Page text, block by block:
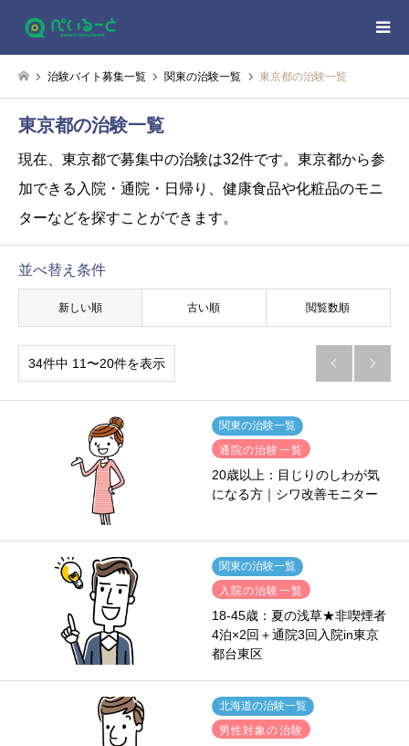
治験バイト募集一覧 関東の治験一覧 東京都の治験一覧
東京都の治験一覧
現在、東京都で募集中の治験は32件です。 東京都から参
加できる入院・通院・日帰り、健康食品や化粧品のモニ
ターなどを探すことができます。
並べ替え条件
新しい順 古い順 閲覧数順
34件中 11〜20件を表示  
関東の治験一覧
通院の治験一覧
20歳以上：目じりのしわが気
になる方｜シワ改善モニター
関東の治験一覧
入院の治験一覧
18-45歳：夏の浅草★非喫煙者
4泊×2回＋通院3回入院in東京
都台東区
北海道の治験一覧
男性対象の治験